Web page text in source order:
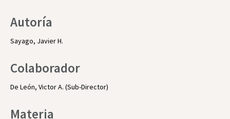
Autoría
Sayago, Javier H.
Colaborador
De León, Victor A. (Sub-Director)
Materia